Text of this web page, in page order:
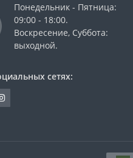
Понедельник - Пятница:
09:00 - 18:00.
Воскресение, Суббота:
выходной.
сетях: